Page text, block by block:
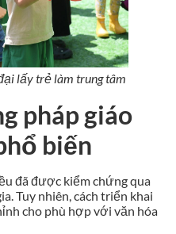
lấy trẻ làm trung tâm
pháp giáo
biến
đã được kiểm chứng qua
Tuy nhiên, cách triển khai
cho phù hợp với văn hóa